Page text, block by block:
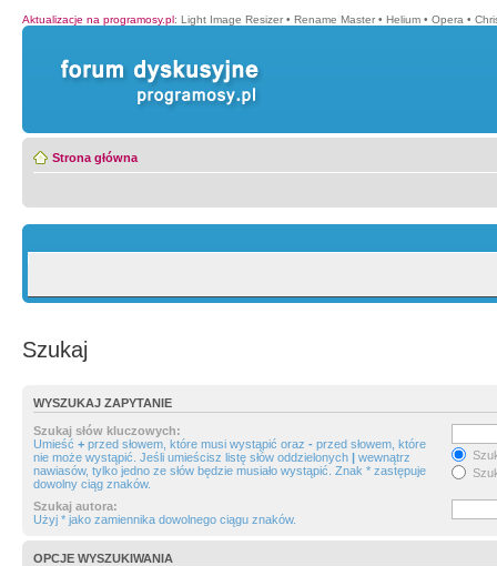
Aktualizacje na programosy.pl: Light Image Resizer • Rename Master • Helium • Opera •
Strona główna
Szukaj
WYSZUKAJ ZAPYTANIE
Szukaj słów kluczowych:
Umieść + przed słowem, które musi wystąpić oraz - przed słowem, które
nie może wystąpić. Jeśli umieścisz listę słów oddzielonych | wewnątrz
nawiasów, tylko jedno ze słów będzie musiało wystąpić. Znak * zastępuje
dowolny ciąg znaków.
Szukaj autora:
Użyj * jako zamiennika dowolnego ciągu znaków.
OPCJE WYSZUKIWANIA